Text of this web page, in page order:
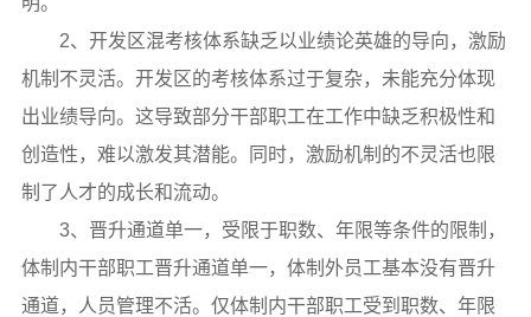
2、开发区混考核体系缺乏以业绩论英雄的导向，激励
机制不灵活。开发区的考核体系过于复杂，未能充分体现
出业绩导向。这导致部分干部职工在工作中缺乏积极性和
创造性，难以激发其潜能。同时，激励机制的不灵活也限
制了人才的成长和流动。
3、晋升通道单一，受限于职数、年限等条件的限制，
体制内干部职工晋升通道单一，体制外员工基本没有晋升
通道，人员管理不活。仅体制内干部职工受到职数、年限